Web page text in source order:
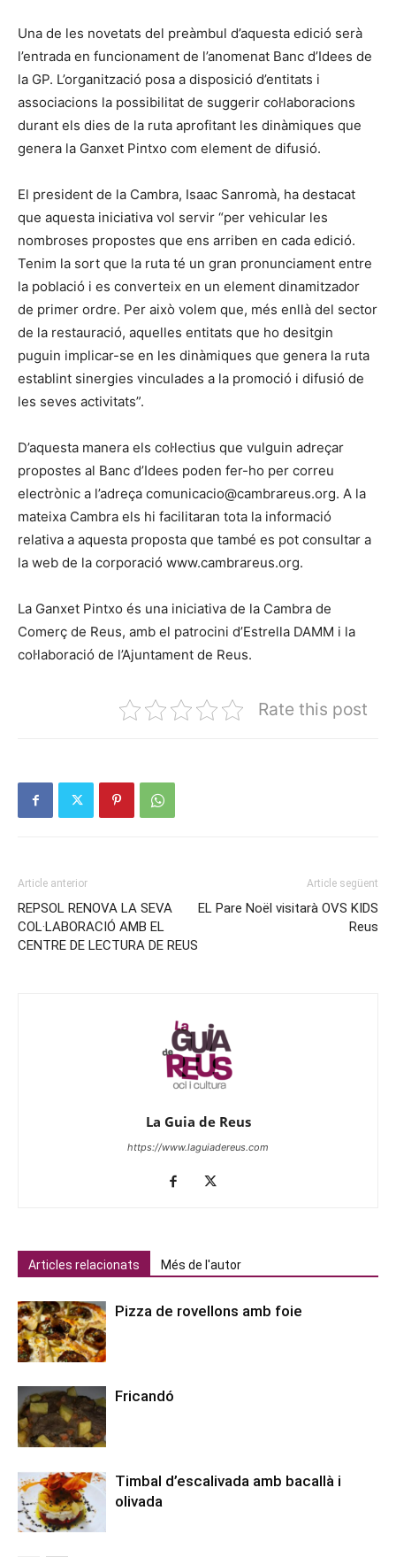
Una de les novetats del preàmbul d’aquesta edició serà
l’entrada en funcionament de l’anomenat Banc d’Idees de
la GP. L’organització posa a disposició d’entitats i
associacions la possibilitat de suggerir col·laboracions
durant els dies de la ruta aprofitant les dinàmiques que
genera la Ganxet Pintxo com element de difusió.
El president de la Cambra, Isaac Sanromà, ha destacat
que aquesta iniciativa vol servir “per vehicular les
nombroses propostes que ens arriben en cada edició.
Tenim la sort que la ruta té un gran pronunciament entre
la població i es converteix en un element dinamitzador
de primer ordre. Per això volem que, més enllà del sector
de la restauració, aquelles entitats que ho desitgin
puguin implicar-se en les dinàmiques que genera la ruta
establint sinergies vinculades a la promoció i difusió de
les seves activitats”.
D’aquesta manera els col·lectius que vulguin adreçar
propostes al Banc d’Idees poden fer-ho per correu
electrònic a l’adreça comunicacio@cambrareus.org. A la
mateixa Cambra els hi facilitaran tota la informació
relativa a aquesta proposta que també es pot consultar a
la web de la corporació www.cambrareus.org.
La Ganxet Pintxo és una iniciativa de la Cambra de
Comerç de Reus, amb el patrocini d’Estrella DAMM i la
col·laboració de l’Ajuntament de Reus.
Rate this post
Article anterior
REPSOL RENOVA LA SEVA
COL·LABORACIÓ AMB EL
CENTRE DE LECTURA DE REUS
Article següent
EL Pare Noël visitarà OVS KIDS
Reus
La Guia de Reus
https://www.laguiadereus.com
Articles relacionats Més de l'autor
Pizza de rovellons amb foie
Fricandó
Timbal d’escalivada amb bacallà i
olivada